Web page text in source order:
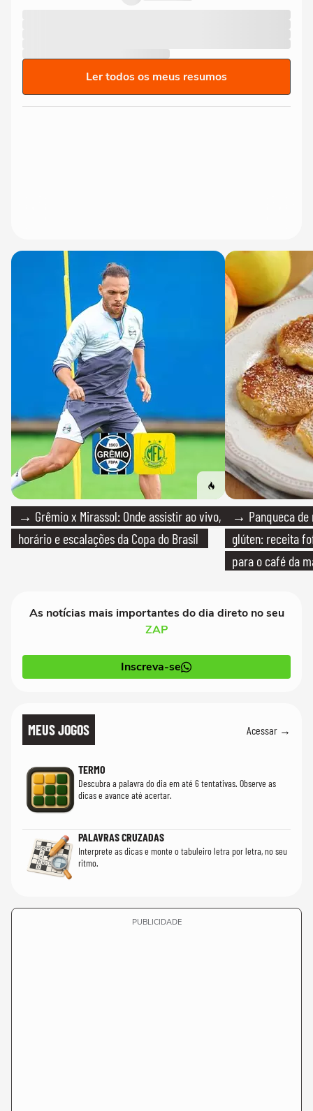
Ler todos os meus resumos
→ Grêmio x Mirassol: Onde assistir ao vivo,
horário e escalações da Copa do Brasil
→ Panqueca de
glúten: receita
para o café da
As notícias mais importantes do dia direto no seu
ZAP
Inscreva-se
MEUS JOGOS Acessar →
TERMO
Descubra a palavra do dia em até 6 tentativas. Observe as
dicas e avance até acertar.
PALAVRAS CRUZADAS
Interprete as dicas e monte o tabuleiro letra por letra, no seu
ritmo.
PUBLICIDADE